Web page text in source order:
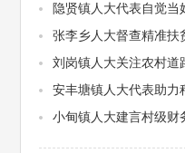
隐贤镇人大代表自觉当
张李乡人大督查精准扶
刘岗镇人大关注农村道
安丰塘镇人大代表助力
小甸镇人大建言村级财